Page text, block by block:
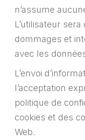
n’assume
L’utilisateur
dommages et
avec les
L’envoi
l’acceptation
politique de
cookies et des
Web.